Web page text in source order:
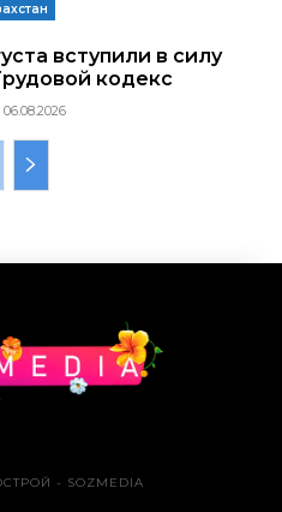
вступили в силу
кодекс
- SOZMEDIA